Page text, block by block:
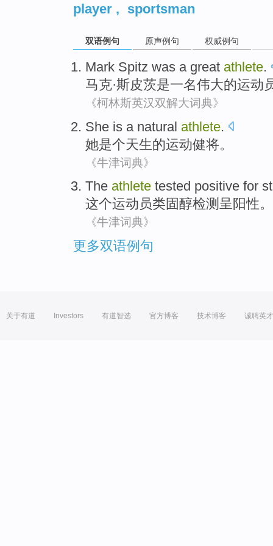
player , sportsman
双语例句 原声例句 权威例句
Mark Spitz was a great athlete.
马克·斯皮茨是一名伟大的运动
《柯林斯英汉双解大词典》
She is a natural athlete.
她是个天生的运动健将。
《牛津词典》
The athlete tested positive for
这个运动员类固醇检测 呈阳性。
《牛津词典》
更多双语例句
关于有道 Investors 有道智选 官方博客 技术博客 诚聘英才